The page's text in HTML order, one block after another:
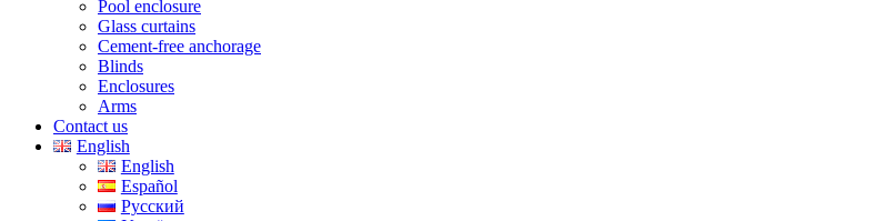
Pool enclosure
Glass curtains
Cement-free anchorage
Blinds
Enclosures
Arms
Contact us
English
English
Español
Русский